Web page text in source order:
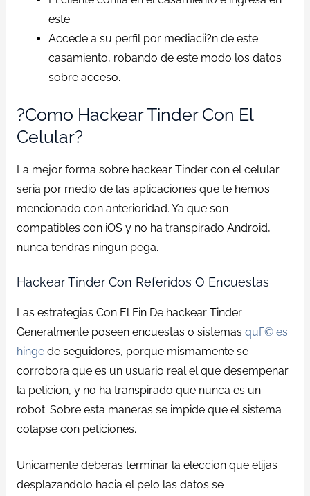
este.
Accede a su perfil por mediacii?n de este
casamiento, robando de este modo los datos
sobre acceso.
?Como Hackear Tinder Con El
Celular?
La mejor forma sobre hackear Tinder con el celular
seria por medio de las aplicaciones que te hemos
mencionado con anterioridad. Ya que son
compatibles con iOS y no ha transpirado Android,
nunca tendras ningun pega.
Hackear Tinder Con Referidos O Encuestas
Las estrategias Con El Fin De hackear Tinder
Generalmente poseen encuestas o sistemas quГ© es
hingede seguidores, porque mismamente se
corrobora que es un usuario real el que desempenar
la peticion, y no ha transpirado que nunca es un
robot. Sobre esta maneras se impide que el sistema
colapse con peticiones.
Unicamente deberas terminar la eleccion que elijas
desplazandolo hacia el pelo las datos se